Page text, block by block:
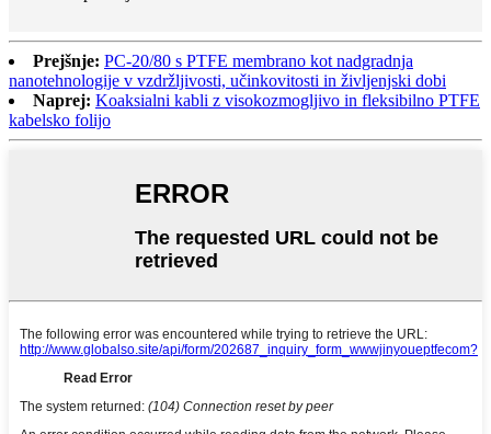
Prejšnje: PC-20/80 s PTFE membrano kot nadgradnja
nanotehnologije v vzdržljivosti, učinkovitosti in življenjski dobi
Naprej: Koaksialni kabli z visokozmogljivo in fleksibilno PTFE
kabelsko folijo